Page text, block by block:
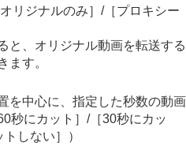
リジナルのみ］ /［プロキシー
と、オリジナル動画を転送する
ます。
を中心に、指定した秒数の動画
秒にカット］ /［30秒にカッ
しない］ ）